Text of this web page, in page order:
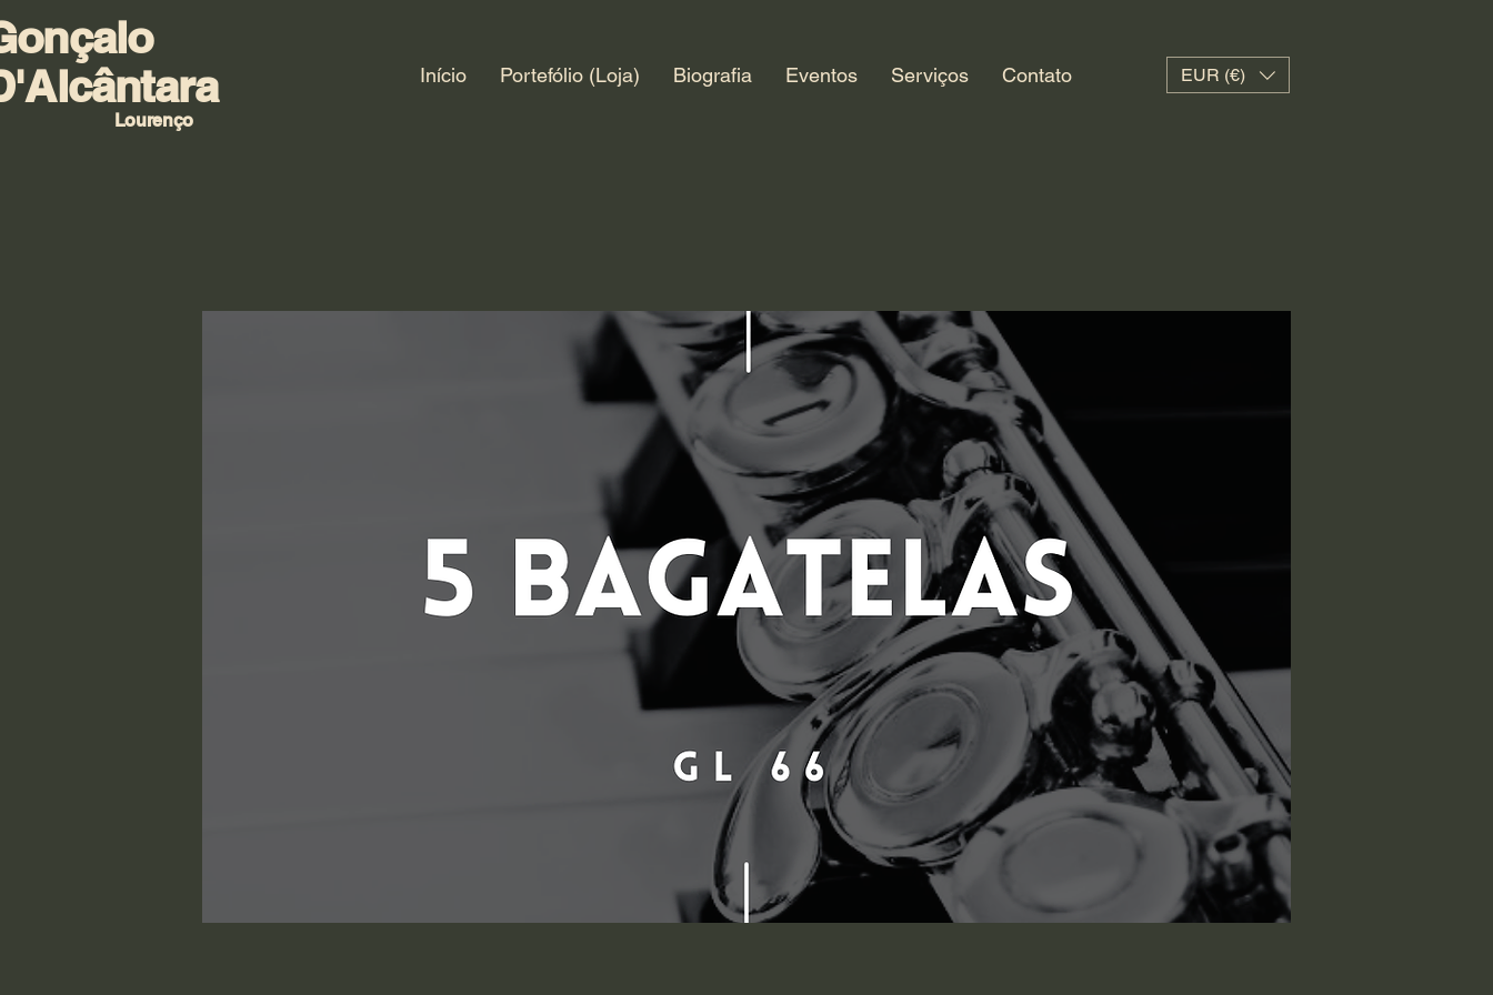
Lourenço
Início Portefólio (Loja) Biografia Eventos Serviços Contato EUR (€)